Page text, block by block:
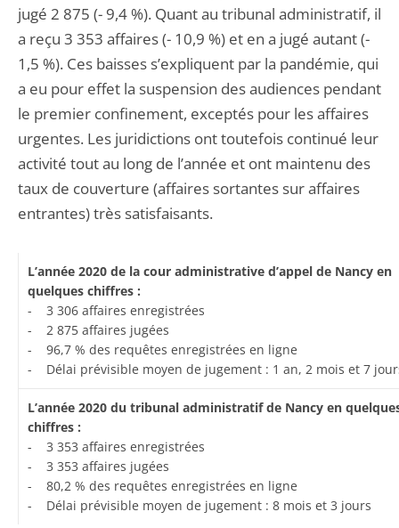
jugé 2 875 (- 9,4 %). Quant au tribunal administratif, il
a reçu 3 353 affaires (- 10,9 %) et en a jugé autant (-
1,5 %). Ces baisses s’expliquent par la pandémie, qui
a eu pour effet la suspension des audiences pendant
le premier confinement, exceptés pour les affaires
urgentes. Les juridictions ont toutefois continué leur
activité tout au long de l’année et ont maintenu des
taux de couverture (affaires sortantes sur affaires
entrantes) très satisfaisants.
L’année 2020 de la cour administrative d’appel de Nancy en
quelques chiffres :
- 3 306 affaires enregistrées
- 2 875 affaires jugées
- 96,7 % des requêtes enregistrées en ligne
- Délai prévisible moyen de jugement : 1 an, 2 mois et 7
L’année 2020 du tribunal administratif de Nancy en
chiffres :
- 3 353 affaires enregistrées
- 3 353 affaires jugées
- 80,2 % des requêtes enregistrées en ligne
- Délai prévisible moyen de jugement : 8 mois et 3 jours